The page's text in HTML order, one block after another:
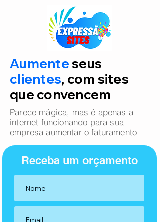
Aumenteseus
clientes, com sites
que convencem
Parece mágica, mas é apenas a
internet funcionando para sua
empresa aumentar o faturamento
Receba um orçamento